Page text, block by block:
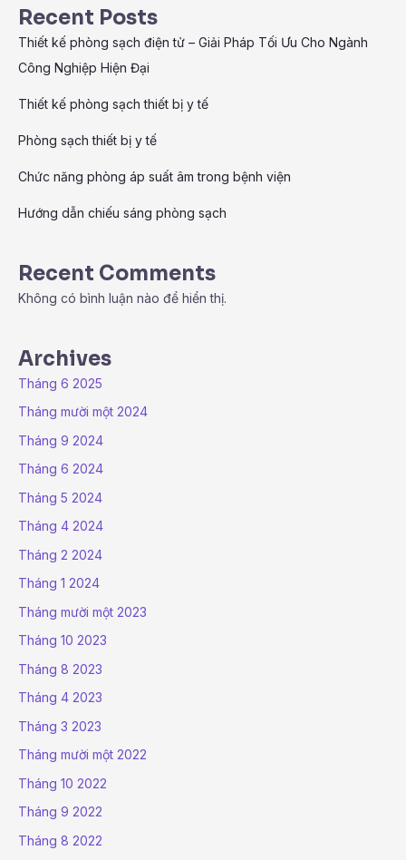
Recent Posts
Thiết kế phòng sạch điện tử – Giải Pháp Tối Ưu Cho Ngành
Công Nghiệp Hiện Đại
Thiết kế phòng sạch thiết bị y tế
Phòng sạch thiết bị y tế
Chức năng phòng áp suất âm trong bệnh viện
Hướng dẫn chiếu sáng phòng sạch
Recent Comments
Không có bình luận nào để hiển thị.
Archives
Tháng 6 2025
Tháng mười một 2024
Tháng 9 2024
Tháng 6 2024
Tháng 5 2024
Tháng 4 2024
Tháng 2 2024
Tháng 1 2024
Tháng mười một 2023
Tháng 10 2023
Tháng 8 2023
Tháng 4 2023
Tháng 3 2023
Tháng mười một 2022
Tháng 10 2022
Tháng 9 2022
Tháng 8 2022